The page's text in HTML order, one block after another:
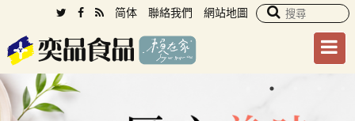
简体 聯絡我們 網站地圖